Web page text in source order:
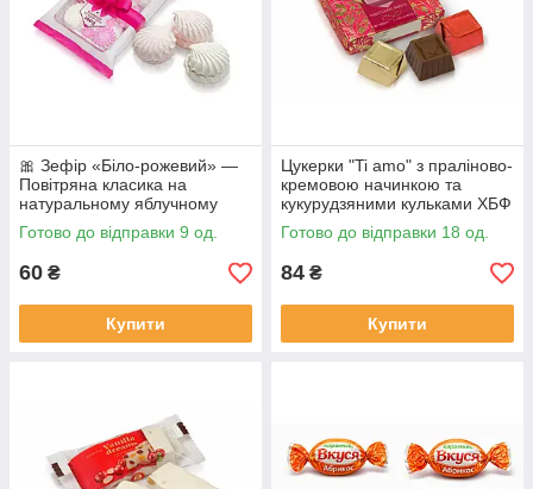
​🎀 Зефір «Біло-рожевий» —
Повітряна класика на
натуральному яблучному
пюре, 260 г.
Готово до відправки 9 од.
60 ₴
Купити
Цукерки "Ti amo" з праліново-
кремовою начинкою та
кукурудзяними кульками ХБФ
92 г
Готово до відправки 18 од.
84 ₴
Купити